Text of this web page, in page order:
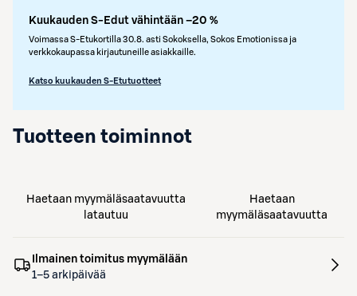
Kuukauden S-Edut vähintään –20 %
Voimassa S-Etukortilla 30.8. asti Sokoksella, Sokos Emotionissa ja
verkkokaupassa kirjautuneille asiakkaille.
Katso kuukauden S-Etutuotteet
Tuotteen toiminnot
Haetaan myymäläsaatavuutta
latautuu
Haetaan
myymäläsaatavuutta
Ilmainen toimitus myymälään
1–5 arkipäivää